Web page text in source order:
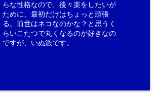
らな性格なので、後々楽をしたいが
ために、最初だけはちょっと頑張
る。前世はネコなのかな？と思うく
らいこたつで丸くなるのが好きなの
ですが、いぬ派です。